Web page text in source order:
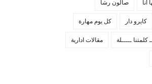
صالون رشا
كايرو دار كل يوم مهارة
كلمتنا ـــــلة مقالات ادارية